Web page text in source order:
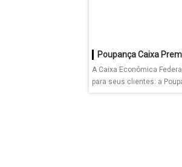
Poupança Caixa
A Caixa Econômica
para seus clientes: a